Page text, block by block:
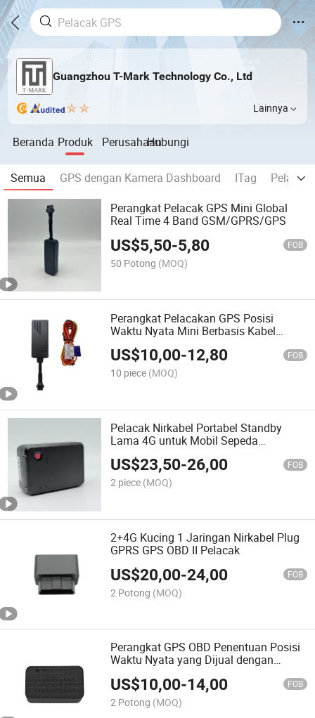
Guangzhou T-Mark Technology Co., Ltd
Lainnya
Beranda Produk PerusahaanHubungi
Semua GPS dengan Kamera Dashboard ITag
Pelacak
Perangkat Pelacak GPS Mini Global
Real Time 4 Band GSM/GPRS/GPS
US$5,50-5,80 FOB
50 Potong (MOQ)
Perangkat Pelacakan GPS Posisi
Waktu Nyata Mini Berbasis Kabel
Pemotongan Mesin Pelacak GPS untuk
Kendaraan Mobil Truk
US$10,00-12,80 FOB
10 piece (MOQ)
Pelacak Nirkabel Portabel Standby
Lama 4G untuk Mobil Sepeda
Beberapa Alarm Getaran
US$23,50-26,00 FOB
2 piece (MOQ)
2+4G Kucing 1 Jaringan Nirkabel Plug
GPRS GPS OBD II Pelacak
US$20,00-24,00 FOB
2 Potong (MOQ)
Perangkat GPS OBD Penentuan Posisi
Waktu Nyata yang Dijual dengan
Kustomisasi untuk Mobil
US$10,00-14,00 FOB
2 Potong (MOQ)